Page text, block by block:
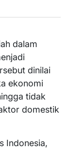
dalam
dinilai
ekonomi
tidak
domestik
Indonesia,